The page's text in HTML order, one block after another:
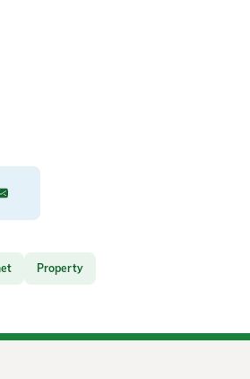
Property